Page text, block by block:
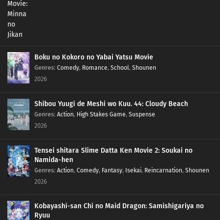
366 Episode 366
365
363 Episode 363
361 Episode 361
359 Episode 359
Episode 358
357 Episode 357
Boku no Kokoro no Yabai Yatsu Movie
Genres: Comedy, Romance, School, Shounen
2026
Shibou Yuugi de Meshi wo Kuu. 44: Cloudy Beach
Genres: Action, High Stakes Game, Suspense
2026
Tensei shitara Slime Datta Ken Movie 2: Soukai no
Namida-hen
Genres: Action, Comedy, Fantasy, Isekai, Reincarnation, Shounen
2026
Kobayashi-san Chi no Maid Dragon: Samishigariya no
Ryuu